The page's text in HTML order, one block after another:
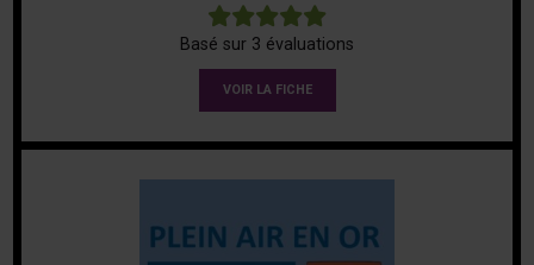
Basé sur 3 évaluations
VOIR LA FICHE